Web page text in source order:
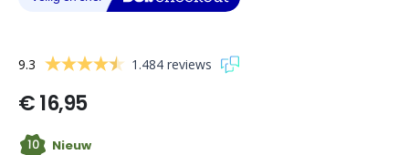
9.3 1.484 reviews
€16,95
10 Nieuw